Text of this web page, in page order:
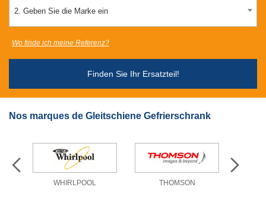
2. Geben Sie die Marke ein
Finden Sie Ihr Ersatzteil!
Wo finde ich meine Referenz?
Nos marques de Gleitschiene Gefrierschrank
WHIRLPOOL THOMSON